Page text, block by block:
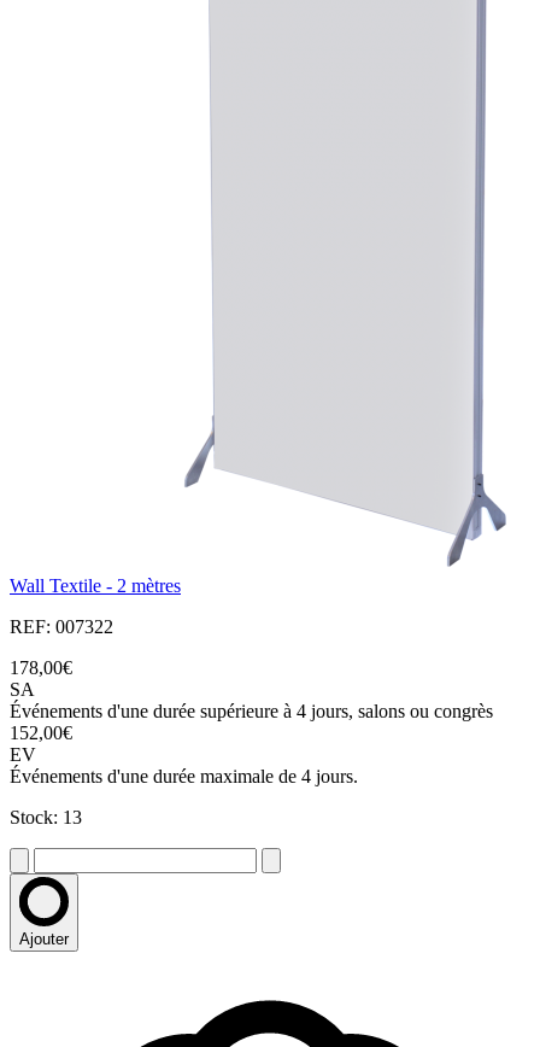
Wall Textile - 2 mètres
REF: 007322
178,00€
SA
Événements d'une durée supérieure à 4 jours, salons ou congrès
152,00€
EV
Événements d'une durée maximale de 4 jours.
Stock: 13
Ajouter